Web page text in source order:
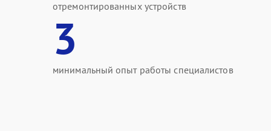
отремонтированных устройств
3
минимальный опыт работы специалистов